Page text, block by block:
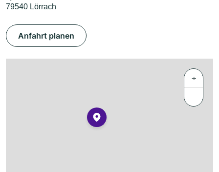
79540 Lörrach
Anfahrt planen
+
−